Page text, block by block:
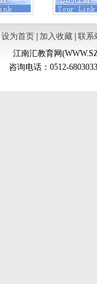
设为首页| 加入收藏| 联系
江南汇教育网
咨询电话：0512-